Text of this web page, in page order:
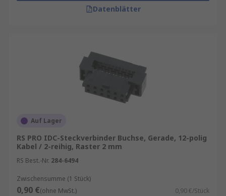
Datenblätter
Auf Lager
RS PRO IDC-Steckverbinder Buchse, Gerade, 12-polig
Kabel / 2-reihig, Raster 2 mm
RS Best.-Nr. 284-6494
Zwischensumme (1 Stück)
0,90 €(ohne MwSt.) 0,90 €/Stück